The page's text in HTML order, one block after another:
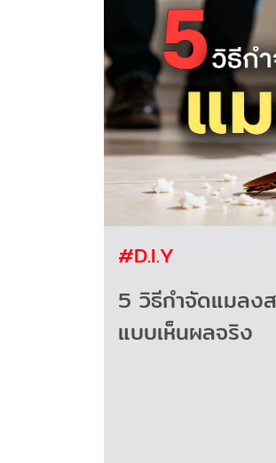
#D.I.Y
5 วิธีกำจัดแมลง
แบบเห็นผลจริง